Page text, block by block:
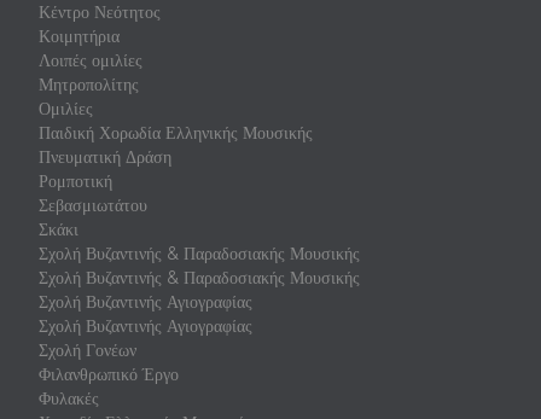
Κέντρο Νεότητος
Κοιμητήρια
Λοιπές ομιλίες
Μητροπολίτης
Ομιλίες
Παιδική Χορωδία Ελληνικής Μουσικής
Πνευματική Δράση
Ρομποτική
Σεβασμιωτάτου
Σκάκι
Σχολή Βυζαντινής & Παραδοσιακής Μουσικής
Σχολή Βυζαντινής & Παραδοσιακής Μουσικής
Σχολή Βυζαντινής Αγιογραφίας
Σχολή Βυζαντινής Αγιογραφίας
Σχολή Γονέων
Φιλανθρωπικό Έργο
Φυλακές